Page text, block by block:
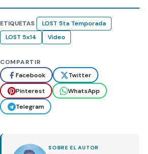
ETIQUETAS
LOST 5ta Temporada
LOST 5x14
Video
COMPARTIR
Facebook
Twitter
Pinterest
WhatsApp
Telegram
SOBRE EL AUTOR